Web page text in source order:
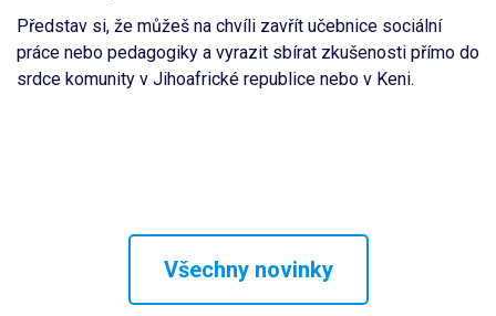
Představ si, že můžeš na chvíli zavřít učebnice sociální
práce nebo pedagogiky a vyrazit sbírat zkušenosti přímo do
srdce komunity v Jihoafrické republice nebo v Keni.
Všechny novinky